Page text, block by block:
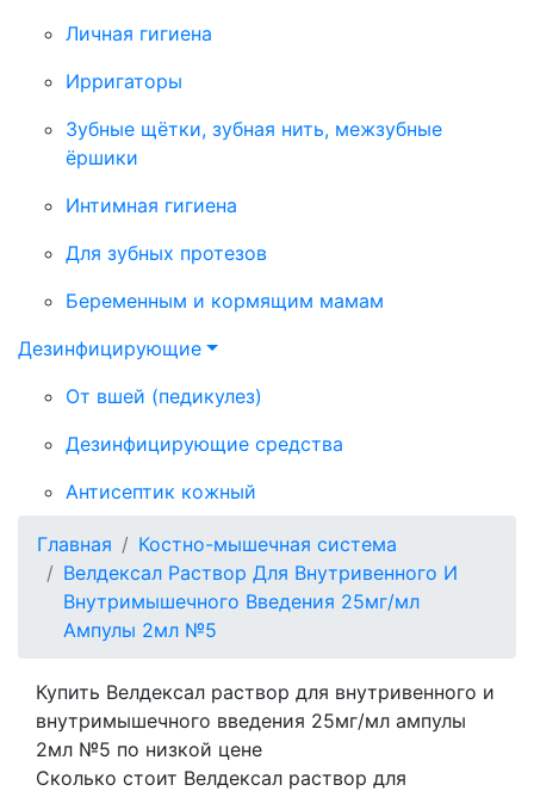
Личная гигиена
Ирригаторы
Зубные щётки, зубная нить, межзубные
ёршики
Интимная гигиена
Для зубных протезов
Беременным и кормящим мамам
Дезинфицирующие
От вшей (педикулез)
Дезинфицирующие средства
Антисептик кожный
Главная
Костно-мышечная система
Велдексал Раствор Для Внутривенного И
Внутримышечного Введения 25мг/мл
Ампулы 2мл №5
Купить Велдексал раствор для внутривенного и
внутримышечного введения 25мг/мл ампулы
2мл №5 по низкой цене
Сколько стоит Велдексал раствор для